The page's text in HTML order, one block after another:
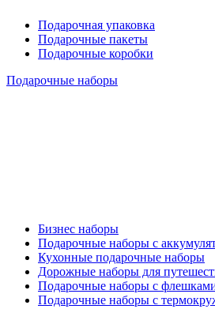
Подарочная упаковка
Подарочные пакеты
Подарочные коробки
Подарочные наборы
Бизнес наборы
Подарочные наборы с
Кухонные подарочные наборы
Дорожные наборы для
Подарочные наборы с
Подарочные наборы с